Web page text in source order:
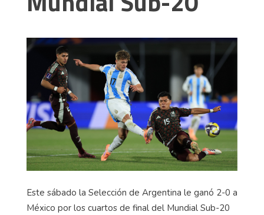
Este sábado la Selección de Argentina le ganó 2-0 a
México por los cuartos de final del Mundial Sub-20